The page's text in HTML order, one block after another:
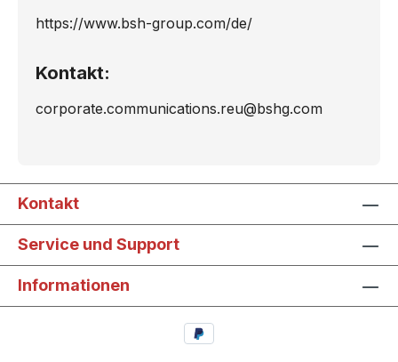
https://www.bsh-group.com/de/
Kontakt:
corporate.communications.reu@bshg.com
Kontakt
Service und Support
Informationen